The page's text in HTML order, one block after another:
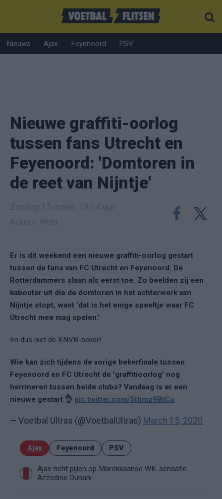
Nieuws Ajax Feyenoord PSV
Nieuwe graffiti-oorlog
tussen fans Utrecht en
Feyenoord: 'Domtoren in
de reet van Nijntje'
Er is dit weekend een nieuwe graffiti-oorlog gestart
tussen de fans van FC Utrecht en Feyenoord. De
Rotterdammers slaan als eerst toe. Zo beelden zij een
kabouter uit die de domtoren in het achterwerk van
Nijntje stopt, want 'dat is het enige speeltje waar FC
Utrecht mee mag spelen.'
En dus niet de KNVB-beker!
Wie kan zich tijdens de vorige bekerfinale tussen
Feyenoord en FC Utrecht de 'graffitioorlog' nog
herrineren tussen beide clubs? Vandaag is er een
nieuwe gestart 👌 pic.twitter.com/5tbmz9BtCu
— Voetbal Ultras (@VoetbalUltras) March 15, 2020
Ajax Feyenoord PSV
Ajax richt pijlen op Marokkaanse WK-sensatie
Azzedine Ounahi